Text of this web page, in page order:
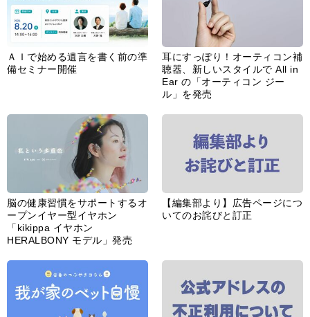
ＡＩで始める遺言を書く前の準
備セミナー開催
耳にすっぽり！オーティコン補
聴器、新しいスタイルで All in
Ear の「オーティコン ジー
ル」を発売
脳の健康習慣をサポートするオ
ープンイヤー型イヤホン
「kikippa イヤホン
HERALBONY モデル」発売
【編集部より】広告ページにつ
いてのお詫びと訂正